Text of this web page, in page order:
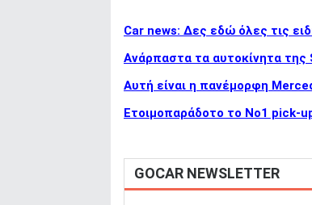
Car news: Δες εδώ όλες τις
Ανάρπαστα τα αυτοκίνητα
Αυτή είναι η πανέμορφη
Ετοιμοπαράδοτο το Νο1 pick-
GOCAR NEWSLETTER